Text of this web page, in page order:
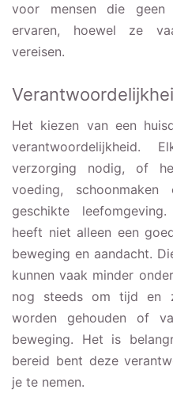
voor mensen die geen
ervaren, hoewel ze
vereisen.
Het kiezen van een
verantwoordelijkheid.
verzorging nodig, of
voeding,
geschikte
heeft niet alleen een
beweging en aandacht.
kunnen vaak minder
nog steeds om tijd en
worden gehouden of
beweging. Het is
bereid bent deze
je te nemen.